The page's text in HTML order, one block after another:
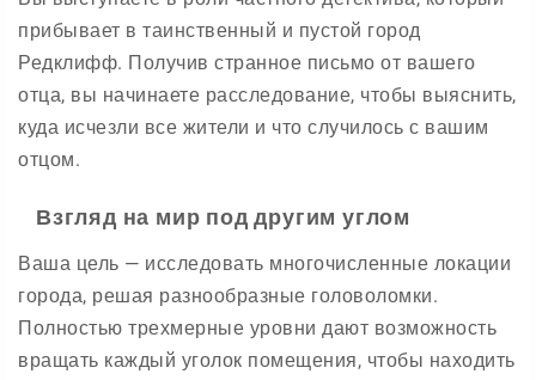
прибывает в таинственный и пустой город
Редклифф. Получив странное письмо от вашего
отца, вы начинаете расследование, чтобы выяснить,
куда исчезли все жители и что случилось с вашим
отцом.
Взгляд на мир под другим углом
Ваша цель — исследовать многочисленные локации
города, решая разнообразные головоломки.
Полностью трехмерные уровни дают возможность
вращать каждый уголок помещения, чтобы находить